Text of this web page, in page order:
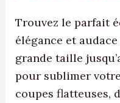
Trouvez le parfait
élégance et
grande taille
pour sublimer
coupes flatteuses,